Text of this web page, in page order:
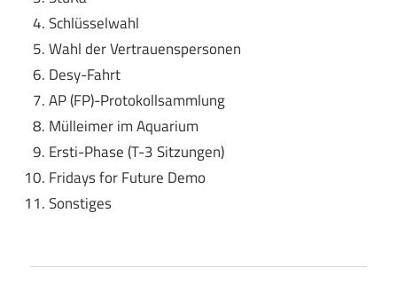
Schlüsselwahl
Wahl der Vertrauenspersonen
Desy-Fahrt
AP (FP)-Protokollsammlung
Mülleimer im Aquarium
Ersti-Phase (T-3 Sitzungen)
Fridays for Future Demo
Sonstiges